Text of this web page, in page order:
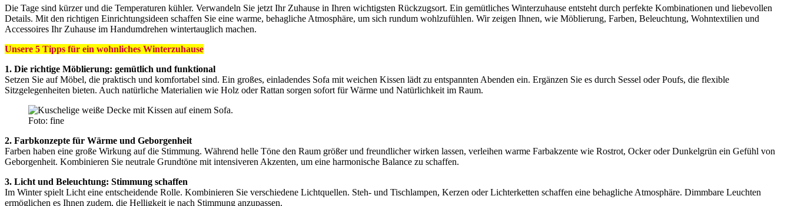
Die Tage sind kürzer und die Temperaturen kühler. Verwandeln Sie jetzt Ihr Zuhause in Ihren wichtigsten Rückzugsort. Ein gemütliches Winterzuhause entsteht durch perfekte Kombinationen und liebevollen
Details. Mit den richtigen Einrichtungsideen schaffen Sie eine warme, behagliche Atmosphäre, um sich rundum wohlzufühlen. Wir zeigen Ihnen, wie Möblierung, Farben, Beleuchtung, Wohntextilien und
Accessoires Ihr Zuhause im Handumdrehen wintertauglich machen.
Unsere 5 Tipps für ein wohnliches Winterzuhause
1. Die richtige Möblierung: gemütlich und funktional
Setzen Sie auf Möbel, die praktisch und komfortabel sind. Ein großes, einladendes Sofa mit weichen Kissen lädt zu entspannten Abenden ein. Ergänzen Sie es durch Sessel oder Poufs, die flexible
Sitzgelegenheiten bieten. Auch natürliche Materialien wie Holz oder Rattan sorgen sofort für Wärme und Natürlichkeit im Raum.
Foto: fine
2. Farbkonzepte für Wärme und Geborgenheit
Farben haben eine große Wirkung auf die Stimmung. Während helle Töne den Raum größer und freundlicher wirken lassen, verleihen warme Farbakzente wie Rostrot, Ocker oder Dunkelgrün ein Gefühl von
Geborgenheit. Kombinieren Sie neutrale Grundtöne mit intensiveren Akzenten, um eine harmonische Balance zu schaffen.
3. Licht und Beleuchtung: Stimmung schaffen
Im Winter spielt Licht eine entscheidende Rolle. Kombinieren Sie verschiedene Lichtquellen. Steh- und Tischlampen, Kerzen oder Lichterketten schaffen eine behagliche Atmosphäre. Dimmbare Leuchten
ermöglichen es Ihnen zudem, die Helligkeit je nach Stimmung anzupassen.